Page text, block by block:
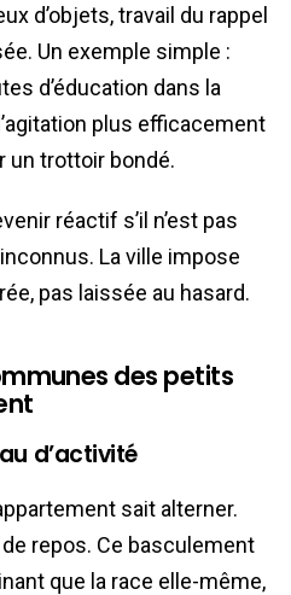
d’objets, travail du rappel
Un exemple simple :
d’éducation dans la
plus efficacement
un trottoir bondé.
réactif s’il n’est pas
La ville impose
pas laissée au hasard.
des petits
d’activité
sait alterner.
repos. Ce basculement
que la race elle-même,